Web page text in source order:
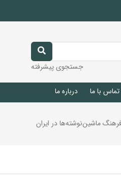
جستجوی پیشرفته
تماس با ما درباره ما
ماشین‌نوشته‌ها در ایران